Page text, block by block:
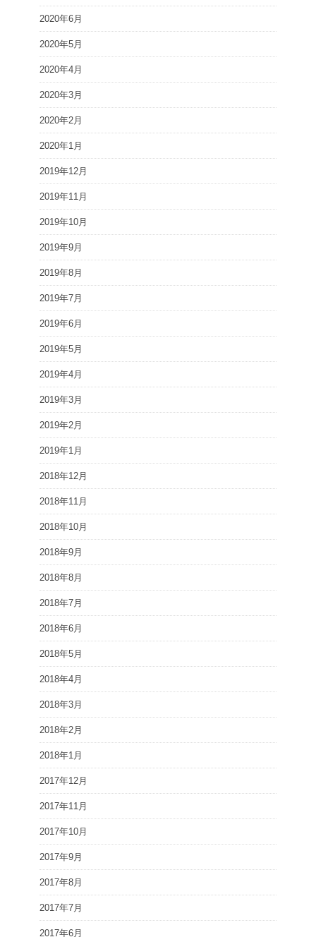
2020年6月
2020年5月
2020年4月
2020年3月
2020年2月
2020年1月
2019年12月
2019年11月
2019年10月
2019年9月
2019年8月
2019年7月
2019年6月
2019年5月
2019年4月
2019年3月
2019年2月
2019年1月
2018年12月
2018年11月
2018年10月
2018年9月
2018年8月
2018年7月
2018年6月
2018年5月
2018年4月
2018年3月
2018年2月
2018年1月
2017年12月
2017年11月
2017年10月
2017年9月
2017年8月
2017年7月
2017年6月